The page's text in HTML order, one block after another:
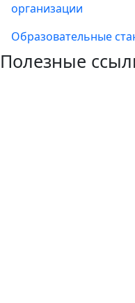
организации
Образовательные
Полезные